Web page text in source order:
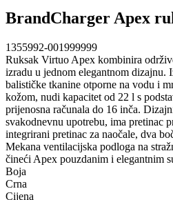
BrandCharger Apex
1355992-001999999
Ruksak Virtuo Apex kombinira
izradu u jednom elegantnom dizajnu.
balističke tkanine otporne na vodu i
kožom, nudi kapacitet od 22 l s
prijenosna računala do 16 inča.
svakodnevnu upotrebu, ima pretinac
integrirani pretinac za naočale, dva
Mekana ventilacijska podloga na
čineći Apex pouzdanim i elegantnim
Boja
Crna
Cijena